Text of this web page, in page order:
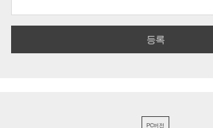
PC버전